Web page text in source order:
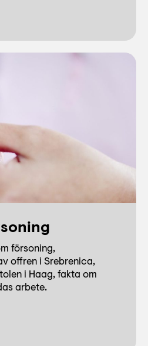
försoning,
offren i Srebrenica,
i Haag, fakta om
arbete.